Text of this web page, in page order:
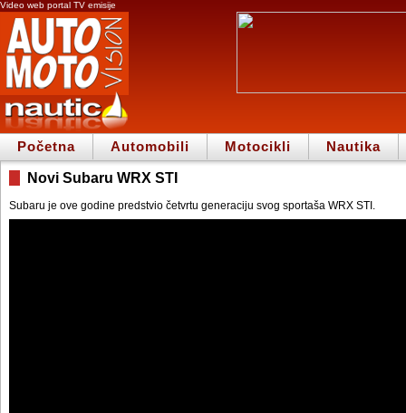
Video web portal TV emisije
Početna Automobili Motocikli Nautika
Novi Subaru WRX STI
Subaru je ove godine predstvio četvrtu generaciju svog sportaša WRX STI.